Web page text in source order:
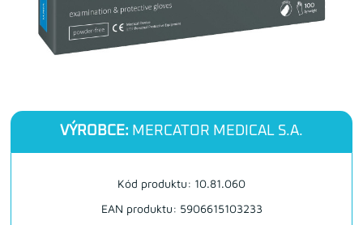
VÝROBCE: MERCATOR MEDICAL S.A.
Kód produktu: 10.81.060
EAN produktu: 5906615103233